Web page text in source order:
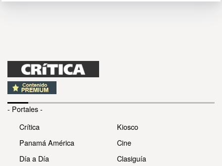
- Portales -
Crítica
Panamá América
Día a Día
Kiosco
Cine
Clasiguía